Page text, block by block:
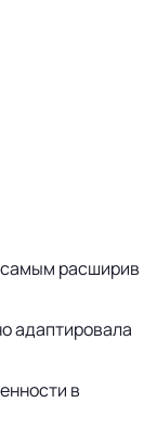
самым расширив
адаптировала
в